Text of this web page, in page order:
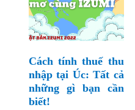
Cách tính thuế thu
nhập tại Úc: Tất cả
những gì bạn cần
biết!